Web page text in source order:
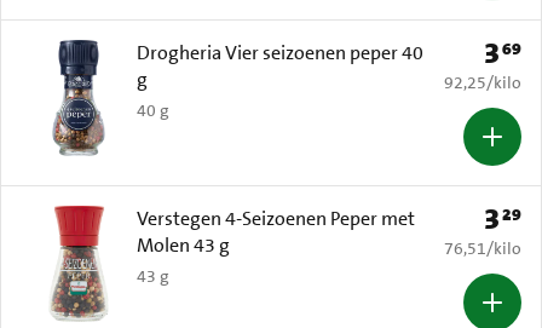
Drogheria Vier seizoenen peper 40
g
40 g
Prijs:
369
€ 92,25 per
92,25/kilo
Verstegen 4-Seizoenen Peper met
Molen 43 g
43 g
Prijs:
329
€ 76,51 per
76,51/kilo